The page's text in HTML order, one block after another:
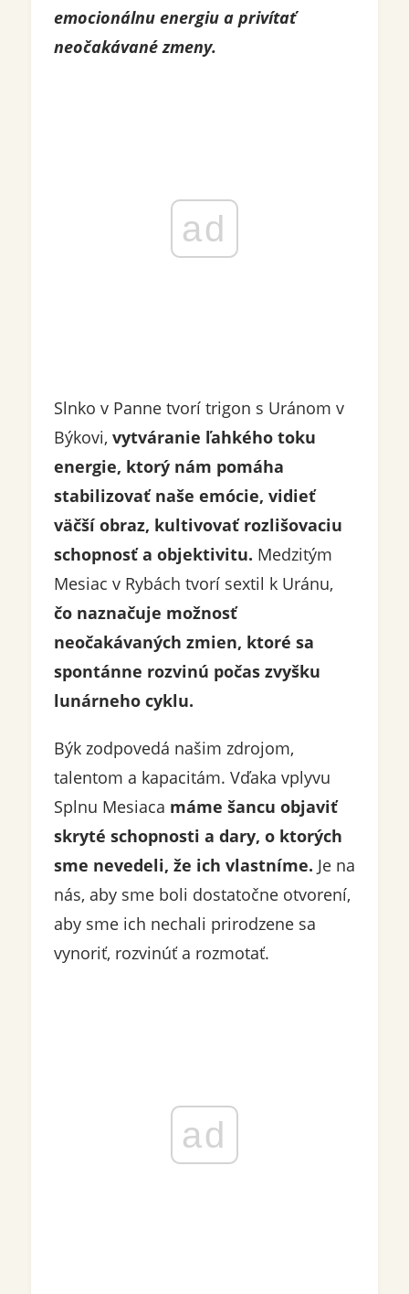
emocionálnu energiu a privítať
neočakávané zmeny.
ad
Slnko v Panne tvorí trigon s Uránom v
Býkovi, vytváranie ľahkého toku
energie, ktorý nám pomáha
stabilizovať naše emócie, vidieť
väčší obraz, kultivovať rozlišovaciu
schopnosť a objektivitu. Medzitým
Mesiac v Rybách tvorí sextil k Uránu,
čo naznačuje možnosť
neočakávaných zmien, ktoré sa
spontánne rozvinú počas zvyšku
lunárneho cyklu.
Býk zodpovedá našim zdrojom,
talentom a kapacitám. Vďaka vplyvu
Splnu Mesiaca máme šancu objaviť
skryté schopnosti a dary, o ktorých
sme nevedeli, že ich vlastníme. Je na
nás, aby sme boli dostatočne otvorení,
aby sme ich nechali prirodzene sa
vynoriť, rozvinúť a rozmotať.
ad